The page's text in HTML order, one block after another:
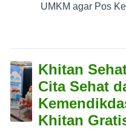
UMKM agar Pos
Khitan
Cita Sehat
Khitan